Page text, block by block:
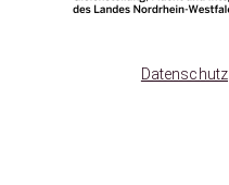
Datenschutz